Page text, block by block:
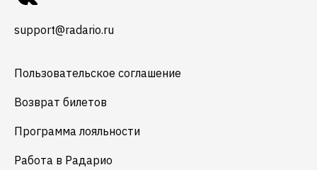
support@radario.ru
Пользовательское соглашение
Возврат билетов
Программа лояльности
Работа в Радарио